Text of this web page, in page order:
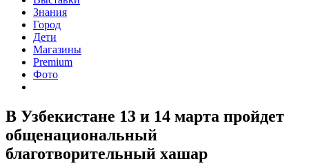
Знания
Город
Дети
Магазины
Premium
Фото
В Узбекистане 13 и 14 марта пройдет
общенациональный
благотворительный хашар